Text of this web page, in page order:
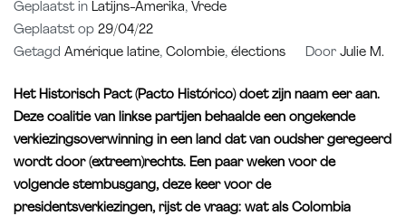
Geplaatst in Latijns-Amerika, Vrede
Geplaatst op 29/04/22
Getagd Amérique latine, Colombie, élections Door Julie M.
Het Historisch Pact (Pacto Histórico) doet zijn naam eer aan.
Deze coalitie van linkse partijen behaalde een ongekende
verkiezingsoverwinning in een land dat van oudsher geregeerd
wordt door (extreem)rechts. Een paar weken voor de
volgende stembusgang, deze keer voor de
presidentsverkiezingen, rijst de vraag: wat als Colombia